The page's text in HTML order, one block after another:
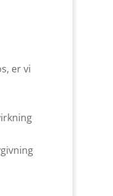
er vi